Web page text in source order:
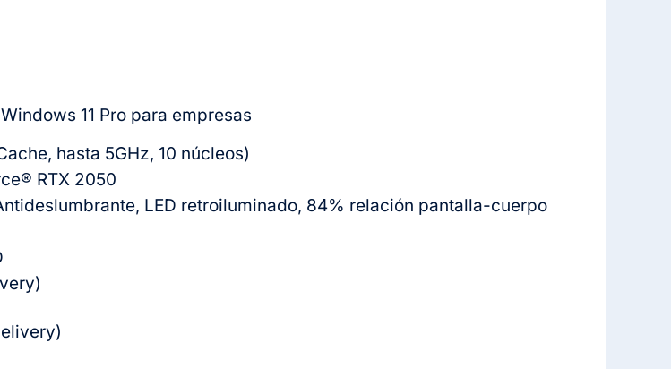
11 Pro para empresas
hasta 5GHz, 10 núcleos)
RTX 2050
LED retroiluminado, 84% relación pantalla-cuerpo